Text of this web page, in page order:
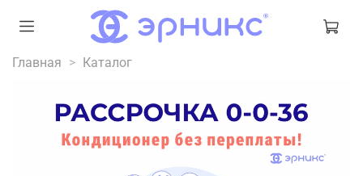
Главная Каталог